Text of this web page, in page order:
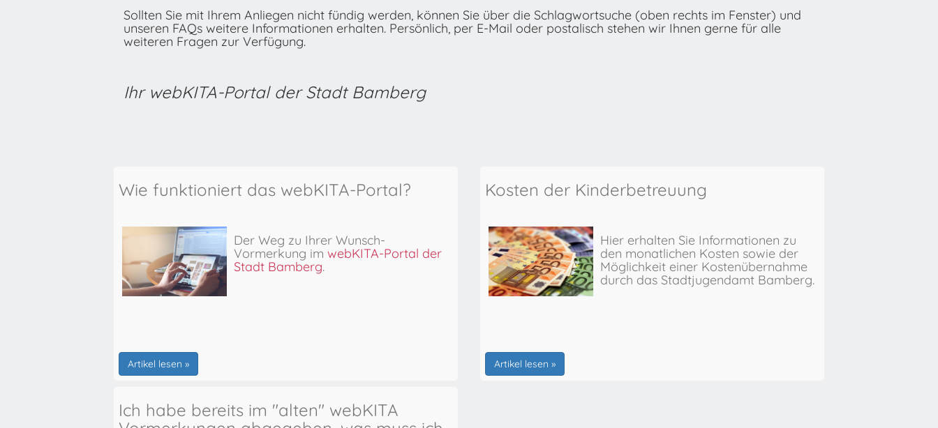
Sollten Sie mit Ihrem Anliegen nicht fündig werden, können Sie über die Schlagwortsuche (oben rechts im Fenster) und
unseren FAQs weitere Informationen erhalten. Persönlich, per E-Mail oder postalisch stehen wir Ihnen gerne für alle
weiteren Fragen zur Verfügung.
Ihr webKITA-Portal der Stadt Bamberg
Wie funktioniert das webKITA-Portal?
Der Weg zu Ihrer Wunsch-
Vormerkung im webKITA-Portal der
Stadt Bamberg.
Artikel lesen »
Kosten der Kinderbetreuung
Hier erhalten Sie Informationen zu
den monatlichen Kosten sowie der
Möglichkeit einer Kostenübernahme
durch das Stadtjugendamt Bamberg.
Artikel lesen »
Ich habe bereits im "alten" webKITA